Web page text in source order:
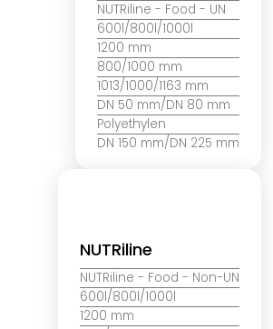
NUTRiline - Food - UN
600l/800l/1000l
1200 mm
800/1000 mm
1013/1000/1163 mm
DN 50 mm/DN 80 mm
Polyethylen
DN 150 mm/DN 225 mm
NUTRiline
NUTRiline - Food - Non-UN
600l/800l/1000l
1200 mm